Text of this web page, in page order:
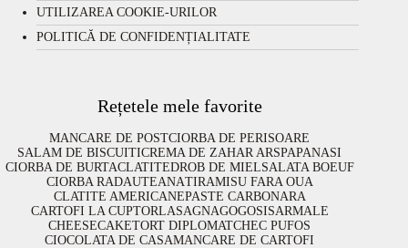
UTILIZAREA COOKIE-URILOR
POLITICĂ DE CONFIDENȚIALITATE
Rețetele mele favorite
MANCARE DE POSTCIORBA DE PERISOARE
SALAM DE BISCUITICREMA DE ZAHAR ARSPAPANASI
CIORBA DE BURTACLATITEDROB DE MIELSALATA BOEUF
CIORBA RADAUTEANATIRAMISU FARA OUA
CLATITE AMERICANEPASTE CARBONARA
CARTOFI LA CUPTORLASAGNAGOGOSISARMALE
CHEESECAKETORT DIPLOMATCHEC PUFOS
CIOCOLATA DE CASAMANCARE DE CARTOFI